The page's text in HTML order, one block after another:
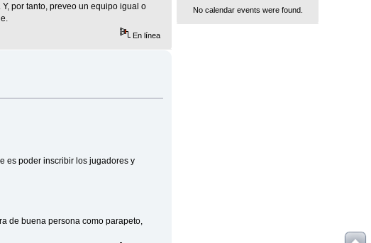
por tanto, preveo un equipo igual o
En línea
es poder inscribir los jugadores y
de buena persona como parapeto,
No calendar events were found.